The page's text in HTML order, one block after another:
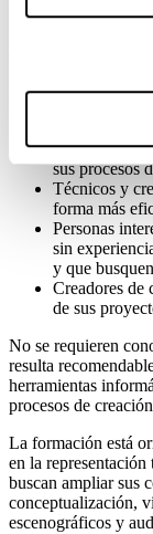
Esta
personas
cine, televisión,
Resulta
Estudiantes
Profesionales
sus procesos
Técnicos y
forma más
Personas
sin
y que
Creadores de
de sus
No se requieren
resulta
herramientas
procesos de
La formación está
en la
buscan ampliar sus
conceptualización,
escenográficos y